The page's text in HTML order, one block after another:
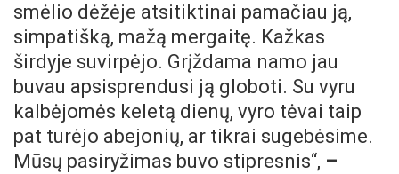
smėlio dėžėje atsitiktinai pamačiau ją,
simpatišką, mažą mergaitę. Kažkas
širdyje suvirpėjo. Grįždama namo jau
buvau apsisprendusi ją globoti. Su vyru
kalbėjomės keletą dienų, vyro tėvai taip
pat turėjo abejonių, ar tikrai sugebėsime.
Mūsų pasiryžimas buvo stipresnis“, –